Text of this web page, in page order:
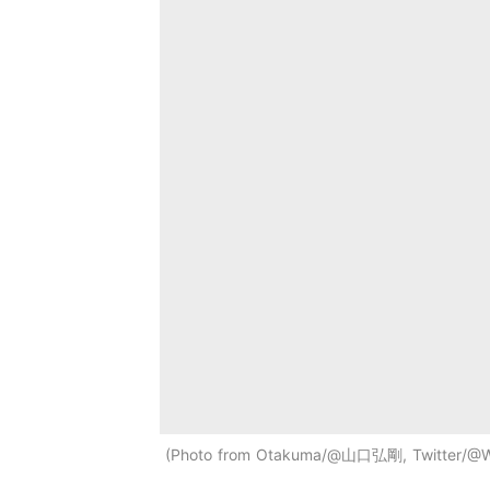
Photo from Otakuma/@山口弘剛, Twitter/